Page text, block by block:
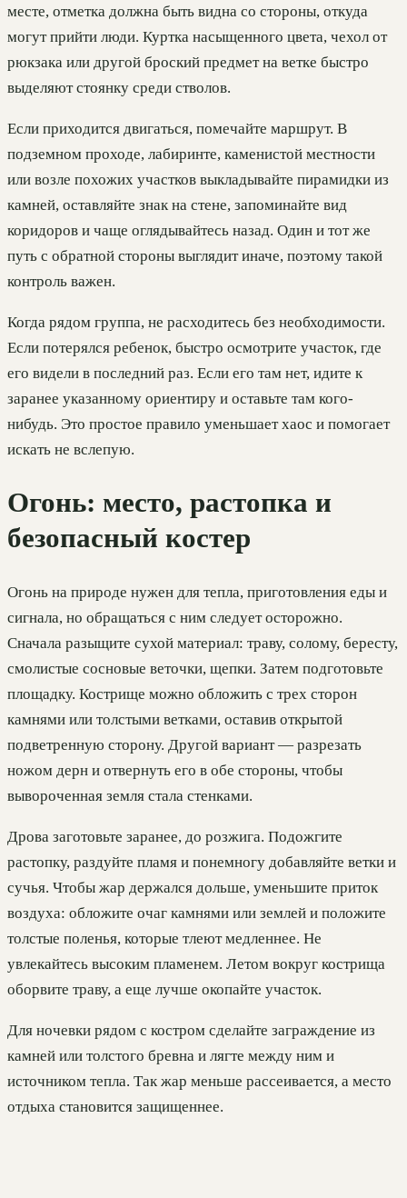
месте, отметка должна быть видна со стороны, откуда
могут прийти люди. Куртка насыщенного цвета, чехол от
рюкзака или другой броский предмет на ветке быстро
выделяют стоянку среди стволов.
Если приходится двигаться, помечайте маршрут. В
подземном проходе, лабиринте, каменистой местности
или возле похожих участков выкладывайте пирамидки из
камней, оставляйте знак на стене, запоминайте вид
коридоров и чаще оглядывайтесь назад. Один и тот же
путь с обратной стороны выглядит иначе, поэтому такой
контроль важен.
Когда рядом группа, не расходитесь без необходимости.
Если потерялся ребенок, быстро осмотрите участок, где
его видели в последний раз. Если его там нет, идите к
заранее указанному ориентиру и оставьте там кого-
нибудь. Это простое правило уменьшает хаос и помогает
искать не вслепую.
Огонь: место, растопка и
безопасный костер
Огонь на природе нужен для тепла, приготовления еды и
сигнала, но обращаться с ним следует осторожно.
Сначала разыщите сухой материал: траву, солому, бересту,
смолистые сосновые веточки, щепки. Затем подготовьте
площадку. Кострище можно обложить с трех сторон
камнями или толстыми ветками, оставив открытой
подветренную сторону. Другой вариант — разрезать
ножом дерн и отвернуть его в обе стороны, чтобы
вывороченная земля стала стенками.
Дрова заготовьте заранее, до розжига. Подожгите
растопку, раздуйте пламя и понемногу добавляйте ветки и
сучья. Чтобы жар держался дольше, уменьшите приток
воздуха: обложите очаг камнями или землей и положите
толстые поленья, которые тлеют медленнее. Не
увлекайтесь высоким пламенем. Летом вокруг кострища
оборвите траву, а еще лучше окопайте участок.
Для ночевки рядом с костром сделайте заграждение из
камней или толстого бревна и лягте между ним и
источником тепла. Так жар меньше рассеивается, а место
отдыха становится защищеннее.